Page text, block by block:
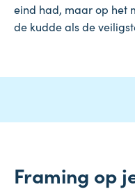
eind had, maar op het
de kudde als de
Framing op